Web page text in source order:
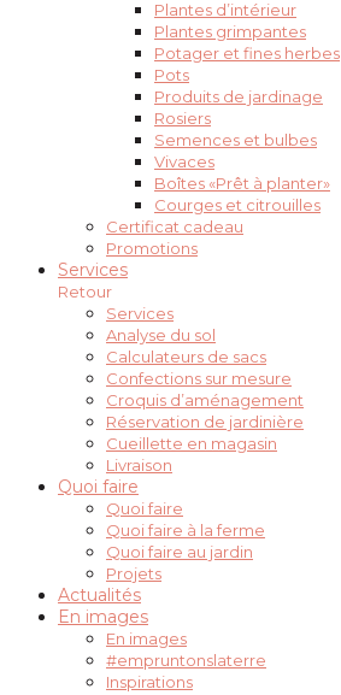
Plantes d’intérieur
Plantes grimpantes
Potager et fines herbes
Pots
Produits de jardinage
Rosiers
Semences et bulbes
Vivaces
Boîtes «Prêt à planter»
Courges et citrouilles
Certificat cadeau
Promotions
Services
Retour
Services
Analyse du sol
Calculateurs de sacs
Confections sur mesure
Croquis d’aménagement
Réservation de jardinière
Cueillette en magasin
Livraison
Quoi faire
Quoi faire
Quoi faire à la ferme
Quoi faire au jardin
Projets
Actualités
En images
En images
#empruntonslaterre
Inspirations